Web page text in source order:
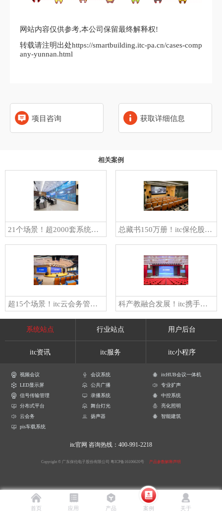
网站内容仅供参考,本公司保留最终解释权!
转载请注明出处https://smartbuilding.itc-pa.cn/cases-comp
any-yunnan.html
项目咨询 获取详细信息
相关案例
21个场景！超2000套系统设备！itc保伦股份全方位助力浙江嘉善县打造“一站式”社会治理综合服务中心 总藏书150万册！itc保伦股份沉浸式影院声学整体解决方案，助力榆林市图书馆放映厅打造影院级放映效果！
超15个场景！itc云会务管理平台、LED显示屏、专业扩声等系统成功应用于番禺德舜大厦 科产教融合发展！itc携手广州理工学院博罗校区为高等教育发展注入新活力！
系统站点 行业站点 用户后台
itc资讯 itc服务 itc小程序
视频会议 会议系统
itcHUB会议一体机
LED显示屏
公共广播
专业扩声
信号传输管理
录播系统
中控系统
分布式平台
舞台灯光
亮化照明
云会务
扬声器
智能建筑
pis车载系统
itc官网 咨询热线：400-991-2218
Copyright © 广东保伦电子股份有限公司 粤ICP备16106620号 产品参数解释声明
首页 应用 产品 案例 关于